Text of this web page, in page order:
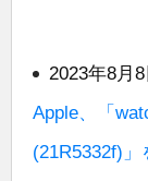
2023年8月8
Apple、「
(21R5332f)